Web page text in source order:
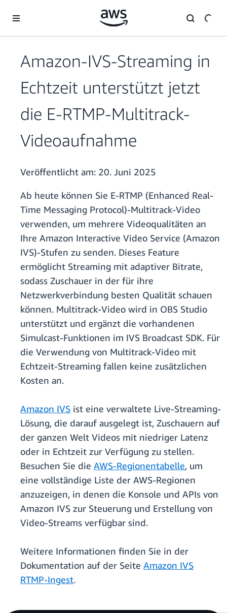
Überspringen zum Hauptinhalt
Amazon-IVS-Streaming in
Echtzeit unterstützt jetzt
die E-RTMP-Multitrack-
Videoaufnahme
Veröffentlicht am: 20. Juni 2025
Ab heute können Sie E-RTMP (Enhanced Real-
Time Messaging Protocol)-Multitrack-Video
verwenden, um mehrere Videoqualitäten an
Ihre Amazon Interactive Video Service (Amazon
IVS)-Stufen zu senden. Dieses Feature
ermöglicht Streaming mit adaptiver Bitrate,
sodass Zuschauer in der für ihre
Netzwerkverbindung besten Qualität schauen
können. Multitrack-Video wird in OBS Studio
unterstützt und ergänzt die vorhandenen
Simulcast-Funktionen im IVS Broadcast SDK. Für
die Verwendung von Multitrack-Video mit
Echtzeit-Streaming fallen keine zusätzlichen
Kosten an.
Amazon IVS ist eine verwaltete Live-Streaming-
Lösung, die darauf ausgelegt ist, Zuschauern auf
der ganzen Welt Videos mit niedriger Latenz
oder in Echtzeit zur Verfügung zu stellen.
Besuchen Sie die AWS-Regionentabelle, um
eine vollständige Liste der AWS-Regionen
anzuzeigen, in denen die Konsole und APIs von
Amazon IVS zur Steuerung und Erstellung von
Video-Streams verfügbar sind.
Weitere Informationen finden Sie in der
Dokumentation auf der Seite Amazon IVS
RTMP-Ingest.